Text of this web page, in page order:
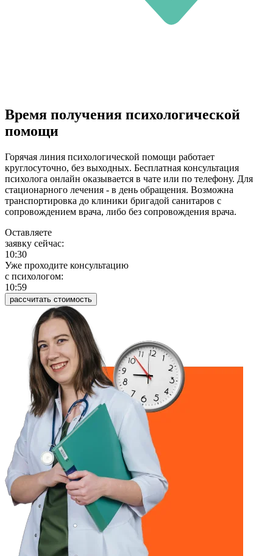
Время получения психологической
помощи
Горячая линия психологической помощи работает
круглосуточно, без выходных. Бесплатная консультация
психолога онлайн оказывается в чате или по телефону. Для
стационарного лечения - в день обращения. Возможна
транспортировка до клиники бригадой санитаров с
сопровождением врача, либо без сопровождения врача.
Оставляете
заявку сейчас:
10:30
Уже проходите консультацию
c психологом:
10:59
рассчитать стоимость